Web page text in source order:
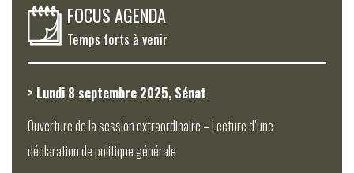
FOCUS AGENDA
Temps forts à venir
> Lundi 8 septembre 2025, Sénat
Ouverture de la session extraordinaire – Lecture d’une
déclaration de politique générale